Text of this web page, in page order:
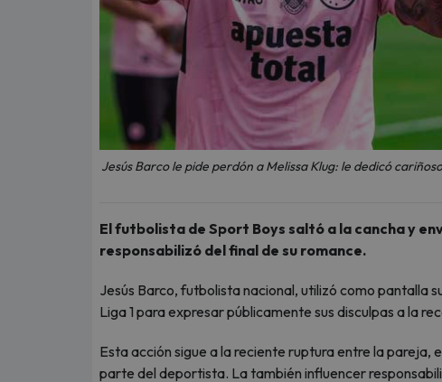
Jesús Barco le pide perdón a Melissa Klug: le dedicó
El futbolista de Sport Boys saltó a la cancha y
responsabilizó del final de su romance.
Jesús Barco, futbolista nacional, utilizó como pantalla
Liga 1 para expresar públicamente sus disculpas a la
Esta acción sigue a la reciente ruptura entre la
parte del deportista. La también influencer